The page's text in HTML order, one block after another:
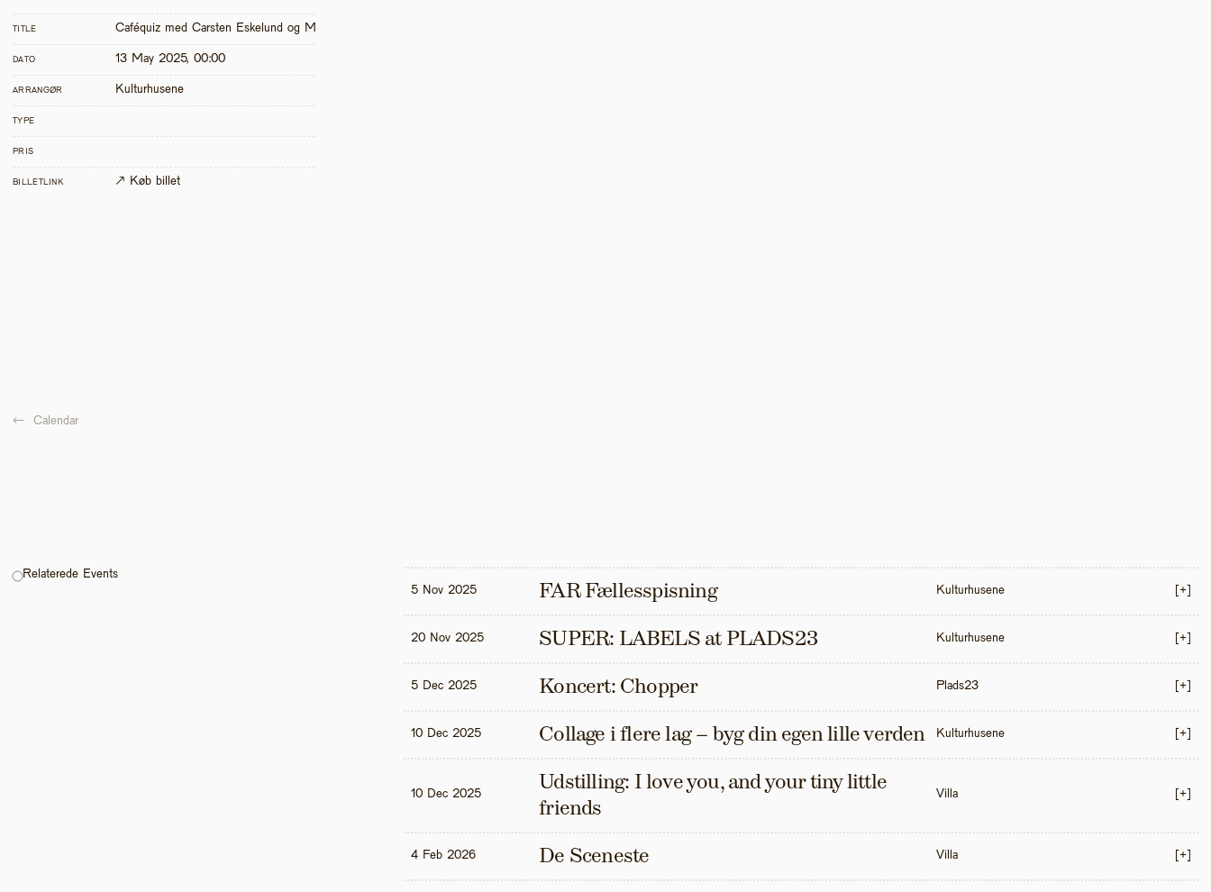
TITLE Caféquiz med Carsten Eskelund og MC
DATO 13 May 2025, 00:00
ARRANGØR Kulturhusene
TYPE
PRIS
BILLETLINK ↗ Køb billet
← Calendar
Relaterede Events
5 Nov 2025
FAR Fællesspisning Kulturhusene [+]
20 Nov 2025 SUPER: LABELS at PLADS23 Kulturhusene [+]
5 Dec 2025 Koncert: Chopper Plads23 [+]
10 Dec 2025 Collage i flere lag – byg din egen lille verden Kulturhusene [+]
10 Dec 2025
Udstilling: I love you, and your tiny little
friends
Villa [+]
4 Feb 2026 De Sceneste Villa [+]